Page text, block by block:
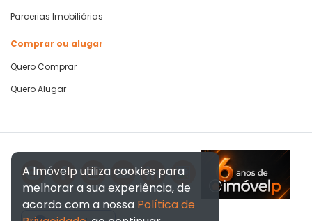
Parcerias Imobiliárias
Comprar ou alugar
Quero Comprar
Quero Alugar
A Imóvelp utiliza cookies para
melhorar a sua experiência, de
acordo com a nossa Política de